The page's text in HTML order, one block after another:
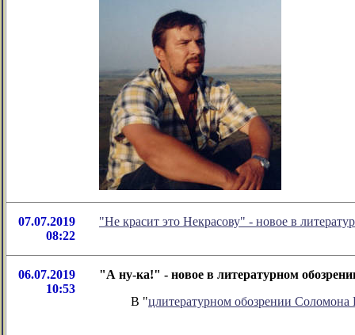
07.07.2019
08:22
"Не красит это Некрасову" - новое в
06.07.2019
10:53
"А ну-ка!" - новое в литературном
В "цлитературном обозрении